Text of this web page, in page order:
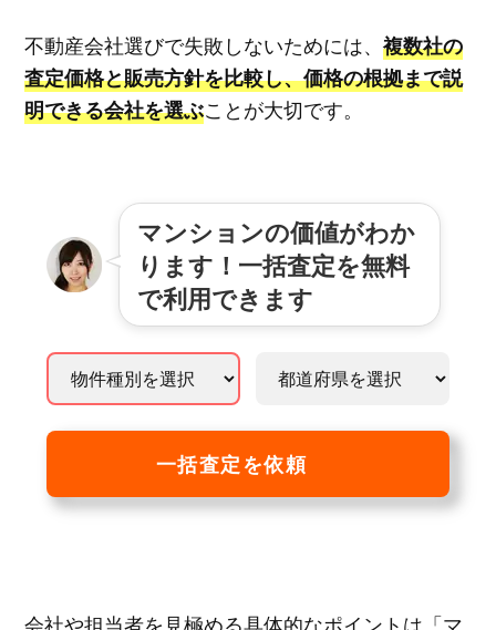
不動産会社選びで失敗しないためには、 複数社の
査定価格と販売方針を比較し、価格の根拠まで説
明できる会社を選ぶことが大切です。
マンションの価値がわか
ります！一括査定を無料
で利用できます
一括査定を依頼
会社や担当者を見極める具体的なポイントは「マ